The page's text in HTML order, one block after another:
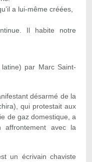
a lui-même créées,
Il habite notre
latine) par Marc Saint-
désarmé de la
qui protestait aux
de gaz domestique, a
avec la
un écrivain chaviste